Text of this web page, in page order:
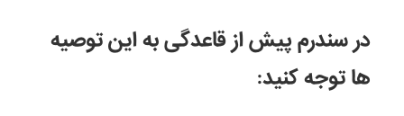
در سندرم پیش از قاعدگی به این توصیه
ها توجه کنید: